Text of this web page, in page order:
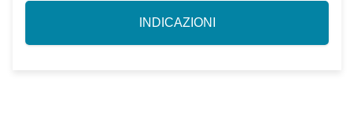
INDICAZIONI